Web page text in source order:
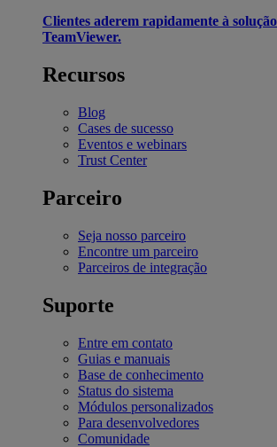
Clientes aderem rapidamente à
TeamViewer.
Recursos
Blog
Cases de sucesso
Eventos e webinars
Trust Center
Parceiro
Seja nosso parceiro
Encontre um parceiro
Parceiros de integração
Suporte
Entre em contato
Guias e manuais
Base de conhecimento
Status do sistema
Módulos personalizados
Para desenvolvedores
Comunidade